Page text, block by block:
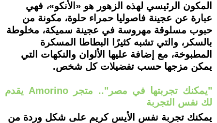
المكون الرئيسي لهذه الزهور هو «الأنكو»، فهي
عبارة عن عجينة فاصوليا حمراء حلوة، مكونة من
حبوب مسلوقة مهروسة في عجينة سميكة، مخلوطة
بالسكر، والتي تشبه كثيرًا البطاطا المسكرة
المطبوخة، مع إضافة عليها الألوان والنكهات التي
يمكن مزجها حسب تفضيلات كل شخص.
"يمكنك تجربتها في مصر".. متجر Amorino يقدم
لك نفس التجربة
يمكنك تجربة نفس الأيس كريم على شكل وردة من